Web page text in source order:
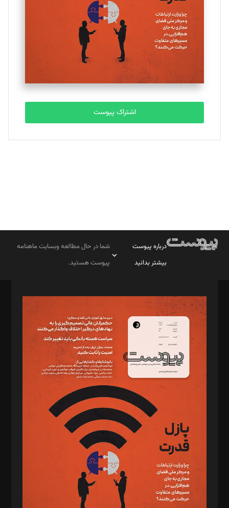
اشتراک پیوست
درباره پیوست
بیشتر بدانید
شما در حال مطالعه وبسایت ماهنامه
پیوست هستید.
مدیر مسئول: محمدباقر اثنی‌عشری
سردبیر: مهرک محمودی
دبیر تحریریه: میثم قاسمی
د‌بیر ناداستان: سمانه سمیع
د‌بیر خدمت و تجارت: ابوالفضل رجبی
د‌بیر حقوق فناوری: حسام‌الدین ایپکچی
د‌بیر پیوست جهان: مینا پاکدل
د‌بیر تحریریه آنلاین: بابک نقاش
تحریریه‌: مجتبی محمود‌ی، آرش برهمند، یسنا امان‌پور، سروش کرمیان،
مصطفی مسجدی آرانی، ابوالفضل رجبی، زهرا فکرانه، فائزه فتحی
رستمی،مصطفی باستان
ویرایش: نگار استاد‌‌آقا
طراح یونیفرم: مجید توکلی
فیلمبرداری و عکاسی: امیر شفیعی، مانی لطفی زاده
گرافیک و صفحه‌آرایی: سید‌سبحان‌علی ثابت